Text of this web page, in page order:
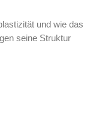
und wie das
seine Struktur